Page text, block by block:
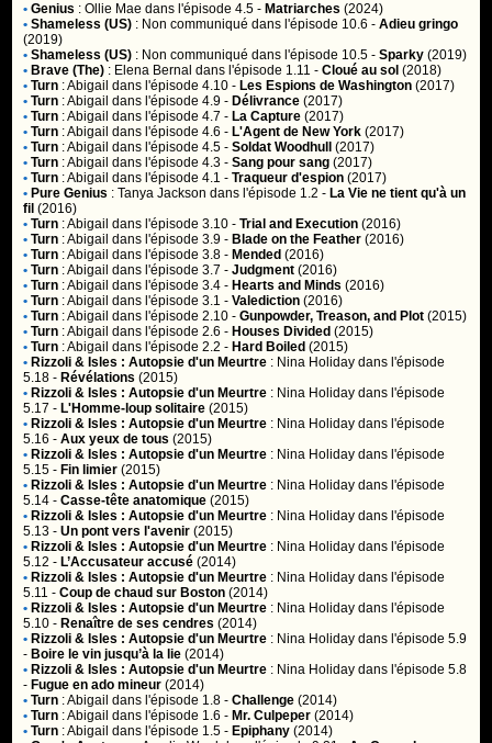
• Genius :Ollie Mae dans l'épisode 4.5 - Matriarches (2024)
• Shameless (US) : Non communiqué dans l'épisode 10.6 -Adieu gringo
(2019)
• Shameless (US) : Non communiqué dans l'épisode 10.5 -Sparky (2019)
• Brave (The) : Elena Bernal dans l'épisode 1.11 -Cloué au sol (2018)
• Turn :Abigail dans l'épisode 4.10 - Les Espions de Washington (2017)
• Turn :Abigail dans l'épisode 4.9 - Délivrance (2017)
• Turn :Abigail dans l'épisode 4.7 - La Capture (2017)
• Turn :Abigail dans l'épisode 4.6 - L'Agent de New York (2017)
• Turn :Abigail dans l'épisode 4.5 -Soldat Woodhull
(2017)
• Turn :Abigail dans l'épisode 4.3 -Sang pour sang (2017)
• Turn :Abigail dans l'épisode 4.1 -Traqueur d'espion (2017)
• Pure Genius :Tanya Jackson dans l'épisode 1.2 - La Vie ne tient qu'à un
fil (2016)
• Turn :Abigail dans l'épisode 3.10 -Trial and Execution (2016)
• Turn :Abigail dans l'épisode 3.9 - Blade on the Feather (2016)
• Turn :Abigail dans l'épisode 3.8 - Mended (2016)
• Turn :Abigail dans l'épisode 3.7 -Judgment (2016)
• Turn :Abigail dans l'épisode 3.4 - Hearts and Minds (2016)
• Turn :Abigail dans l'épisode 3.1 -Valediction (2016)
• Turn :Abigail dans l'épisode 2.10 -Gunpowder, Treason, and Plot (2015)
• Turn :Abigail dans l'épisode 2.6 - Houses Divided (2015)
• Turn :Abigail dans l'épisode 2.2 - Hard Boiled (2015)
• Rizzoli & Isles : Autopsie d'un Meurtre : Nina Holiday dans l'épisode
5.18 - Révélations (2015)
• Rizzoli & Isles : Autopsie d'un Meurtre : Nina Holiday dans l'épisode
5.17 - L'Homme-loup solitaire (2015)
• Rizzoli & Isles : Autopsie d'un Meurtre : Nina Holiday dans l'épisode
5.16 -Aux yeux de tous (2015)
• Rizzoli & Isles : Autopsie d'un Meurtre : Nina Holiday dans l'épisode
5.15 - Fin limier (2015)
• Rizzoli & Isles : Autopsie d'un Meurtre : Nina Holiday dans l'épisode
5.14 -Casse-tête anatomique (2015)
• Rizzoli & Isles : Autopsie d'un Meurtre : Nina Holiday dans l'épisode
5.13 -Un pont vers l'avenir (2015)
• Rizzoli & Isles : Autopsie d'un Meurtre : Nina Holiday dans l'épisode
5.12 - L’Accusateur accusé (2014)
• Rizzoli & Isles : Autopsie d'un Meurtre : Nina Holiday dans l'épisode
5.11 -Coup de chaud sur Boston (2014)
• Rizzoli & Isles : Autopsie d'un Meurtre : Nina Holiday dans l'épisode
5.10 - Renaître de ses cendres (2014)
• Rizzoli & Isles : Autopsie d'un Meurtre : Nina Holiday dans l'épisode 5.9
- Boire le vin jusqu’à la lie (2014)
• Rizzoli & Isles : Autopsie d'un Meurtre : Nina Holiday dans l'épisode 5.8
- Fugue en ado mineur (2014)
• Turn :Abigail dans l'épisode 1.8 -Challenge (2014)
• Turn :Abigail dans l'épisode 1.6 - Mr. Culpeper (2014)
• Turn :Abigail dans l'épisode 1.5 - Epiphany (2014)